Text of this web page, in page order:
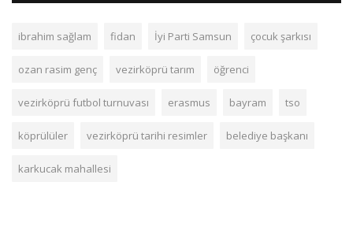
ibrahim sağlam fidan İyi Parti Samsun çocuk şarkısı
ozan rasim genç vezirköprü tarım öğrenci
vezirköprü futbol turnuvası erasmus bayram tso
köprülüler vezirköprü tarihi resimler belediye başkanı
karkucak mahallesi